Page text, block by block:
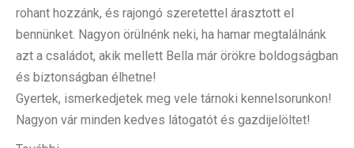
rohant hozzánk, és rajongó szeretettel árasztott el
bennünket. Nagyon örülnénk neki, ha hamar megtalálnánk
azt a családot, akik mellett Bella már örökre boldogságban
és biztonságban élhetne!
Gyertek, ismerkedjetek meg vele tárnoki kennelsorunkon!
Nagyon vár minden kedves látogatót és gazdijelöltet!